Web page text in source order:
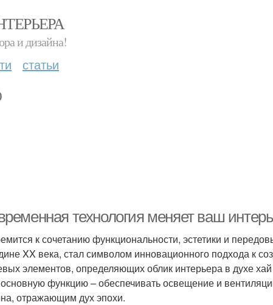
и дизайна!
статьи
технология меняет ваш
к сочетанию функциональности, эстетики и
XX века, стал символом инновационного подхода к
элементов, определяющих облик интерьера в духе
функцию – обеспечивать освещение и
отражающим дух эпохи.